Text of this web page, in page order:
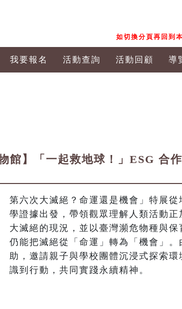
如切換分頁再回到
我要報名 活動查詢 活動回顧 導
館】「一起救地球！」ESG 合
第六次大滅絕？命運還是機會」特展
學證據出發，帶領觀眾理解人類活動
大滅絕的現況，並以臺灣瀕危物種與
仍能把滅絕從「命運」轉為「機會」
助，邀請親子與學校團體沉浸式探索
識到行動，共同實踐永續精神。